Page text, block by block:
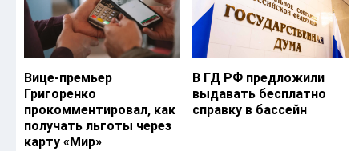
Вице-премьер
Григоренко
прокомментировал, как
получать льготы через
карту «Мир»
В ГД РФ предложили
выдавать бесплатно
справку в бассейн